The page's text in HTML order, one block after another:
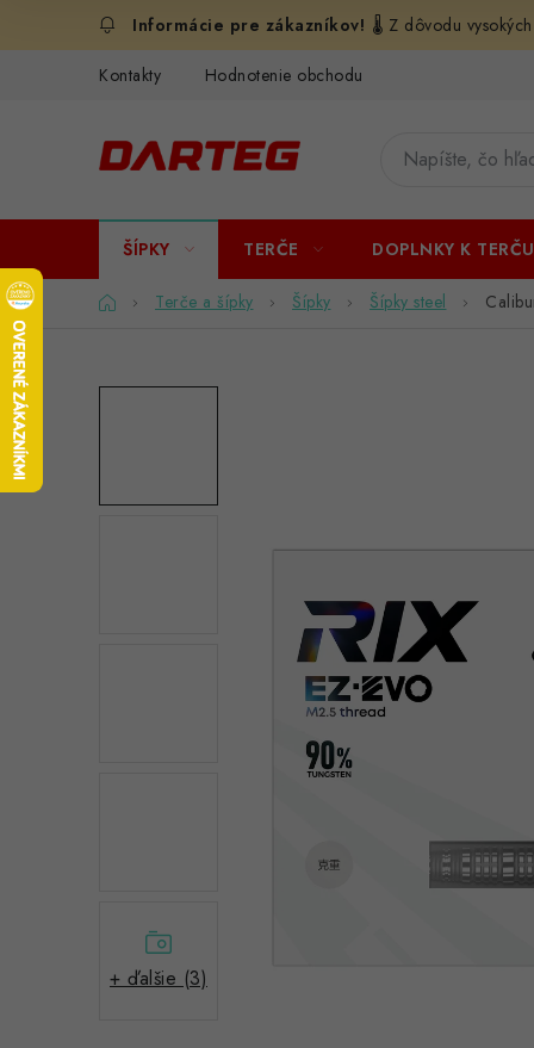
🌡️ Z dôvodu
Kontakty Hodnotenie obchodu
ŠÍPKY TERČE DOPLNKY K TERČU
DomovTerče a šípky Šípky Šípky steel
+ ďalšie (3)